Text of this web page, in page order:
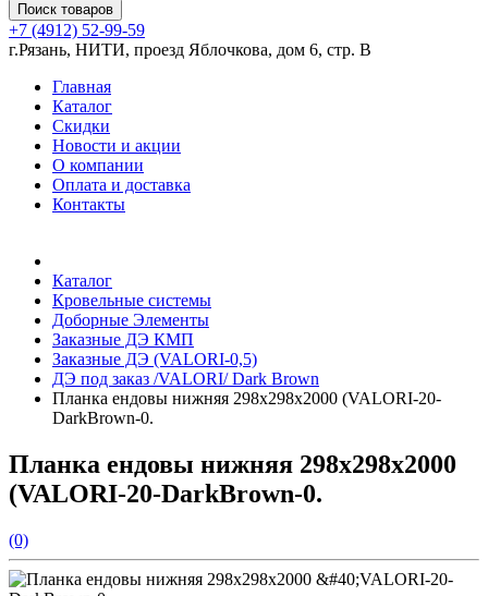
Поиск товаров
+7 (4912) 52-99-59
г.Рязань, НИТИ, проезд Яблочкова, дом 6, стр. В
Главная
Каталог
Скидки
Новости и акции
О компании
Оплата и доставка
Контакты
Каталог
Кровельные системы
Доборные Элементы
Заказные ДЭ КМП
Заказные ДЭ (VALORI-0,5)
ДЭ под заказ /VALORI/ Dark Brown
Планка ендовы нижняя 298х298х2000 (VALORI-20-
DarkBrown-0.
Планка ендовы нижняя 298х298х2000
(VALORI-20-DarkBrown-0.
(0)